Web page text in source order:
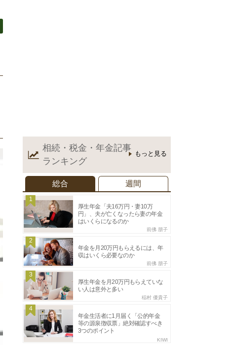
相続・税金・年金記事
ランキング
もっと見る
総合 週間
1
厚生年金「夫16万円・妻10万
円」、夫が亡くなったら妻の年金
はいくらになるのか
前佛 朋子
2
年金を月20万円もらえるには、年
収はいくら必要なのか
前佛 朋子
3
厚生年金を月20万円もらえていな
い人は意外と多い
稲村 優貴子
4
年金生活者に1月届く「公的年金
等の源泉徴収票」絶対確認すべき
3つのポイント
KIWI